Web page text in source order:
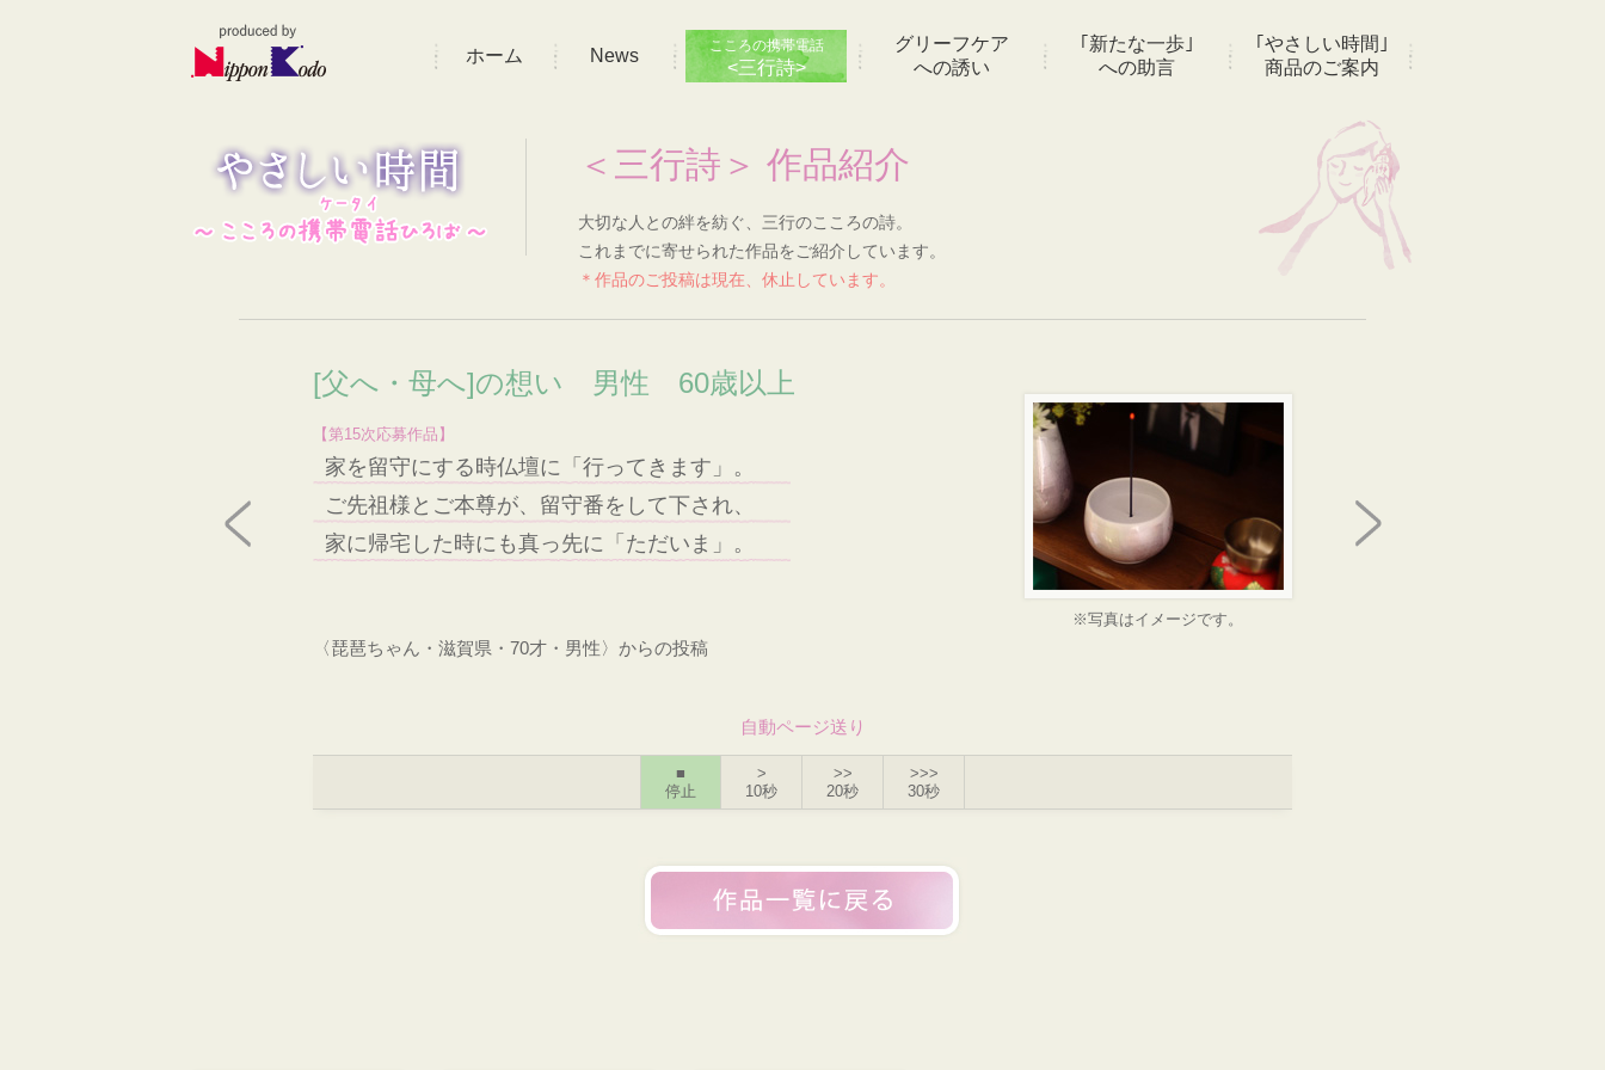
ホーム News こころの携帯電話
<三行詩>
グリーフケア
への誘い
｢新たな一歩｣
への助言
｢やさしい時間｣
商品のご案内
＜三行詩＞ 作品紹介
大切な人との絆を紡ぐ、三行のこころの詩。
これまでに寄せられた作品をご紹介しています。
＊作品のご投稿は現在、休止しています。
[父へ・母へ]の想い 男性 60歳以上
【第15次応募作品】
家を留守にする時仏壇に「行ってきます」。
ご先祖様とご本尊が、留守番をして下され、
家に帰宅した時にも真っ先に「ただいま」。
※写真はイメージです。
〈琵琶ちゃん・滋賀県・70才・男性〉からの投稿
自動ページ送り
■
停止
>
10秒
>>
20秒
>>>
30秒